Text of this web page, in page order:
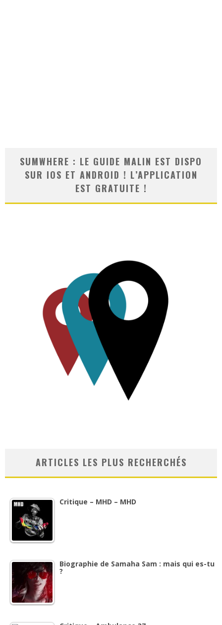
SUMWHERE : LE GUIDE MALIN EST DISPO
SUR IOS ET ANDROID ! L’APPLICATION
EST GRATUITE !
ARTICLES LES PLUS RECHERCHÉS
Critique – MHD – MHD
Biographie de Samaha Sam : mais qui es-tu
?